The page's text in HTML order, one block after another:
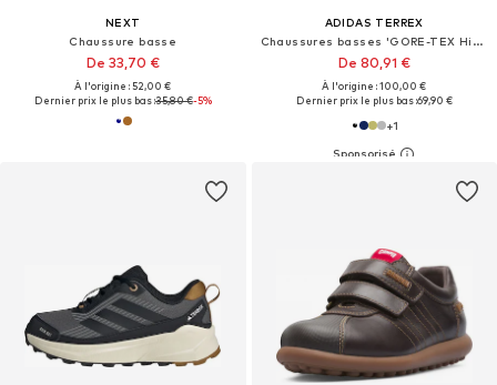
NEXT
Chaussure basse
De 33,70 €
À l'origine : 52,00 €
Dernier prix le plus bas :35,80 €-5%
ADIDAS TERREX
Chaussures basses 'GORE-TEX Hiking'
De 80,91 €
À l'origine : 100,00 €
Dernier prix le plus bas :69,90 €
+1